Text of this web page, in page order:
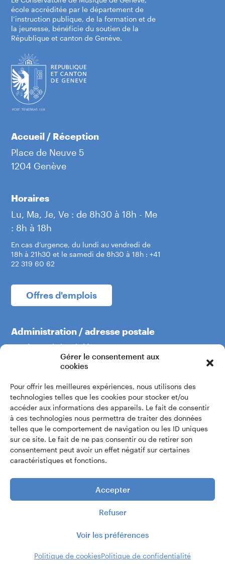
Gérer le consentement aux
cookies
Pour offrir les meilleures expériences, nous utilisons des
technologies telles que les cookies pour stocker et/ou
accéder aux informations des appareils. Le fait de consentir
à ces technologies nous permettra de traiter des données
telles que le comportement de navigation ou les ID uniques
sur ce site. Le fait de ne pas consentir ou de retirer son
consentement peut avoir un effet négatif sur certaines
caractéristiques et fonctions.
Accepter
Refuser
Voir les préférences
Politique de cookiesPolitique de confidentialité
Rue du Marché 9
1227 Carouge
Itinéraire
Genève ville - Ecole Cayla
Chemin William-Lescaze 12
1203 Genève
Rue Jean-Robert-Chouet 8
Grand-Saconnex - Espace Pom
1218 Le Grand-Saconnex
Itinéraire
Chêne-Bougeries - Ecole de Grange-Canal
Itinéraire
Rue des Vernes 20
1217 Meyrin
Itinéraire
Onex - Ecole du Bosson
Chemin François-Chavaz 62
Puplinge - Salle de musique
Rue de Graman 66
Itinéraire
école accréditée par le département de
l’instruction publique, de la formation et de
la jeunesse, bénéficie du soutien de la
République et canton de Genève.
Accueil / Réception
Place de Neuve 5
1204 Genève
Horaires
Lu, Ma, Je, Ve : de 8h30 à 18h - Me
: 8h à 18h
En cas d’urgence, du lundi au vendredi de
18h à 21h30 et le samedi de 8h30 à 18h : +41
22 319 60 62
Offres d'emplois
Administration / adresse postale
Boulevard du Théâtre 5
1204 Genève
+41 22 319 60 60
Écrivez-nous
Accès intranet
Conservatoire de musique de Genève
Réalisé partroisdeuxun.ch